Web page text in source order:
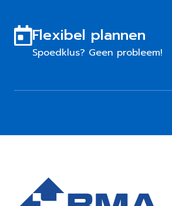
Flexibel plannen
Spoedklus? Geen probleem!